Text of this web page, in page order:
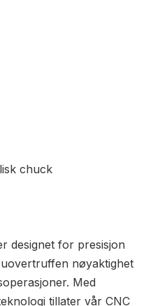
chuck
designet for presisjon
nøyaktighet
Med
tillater vår CNC